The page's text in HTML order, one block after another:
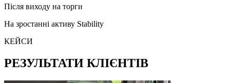
Після виходу на торги
На зростанні активу Stability
КЕЙСИ
РЕЗУЛЬТАТИ КЛІЄНТІВ